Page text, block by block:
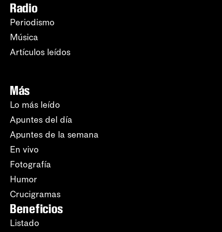
Radio
Periodismo
Música
Artículos leídos
Más
Lo más leído
Apuntes del día
Apuntes de la semana
En vivo
Fotografía
Humor
Crucigramas
Beneficios
Listado